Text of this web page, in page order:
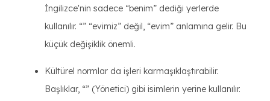
İngilizce'nin sadece “benim” dediği yerlerde
kullanılır. “” “evimiz” değil, “evim” anlamına gelir. Bu
küçük değişiklik önemli.
Kültürel normlar da işleri karmaşıklaştırabilir.
Başlıklar, “” (Yönetici) gibi isimlerin yerine kullanılır.